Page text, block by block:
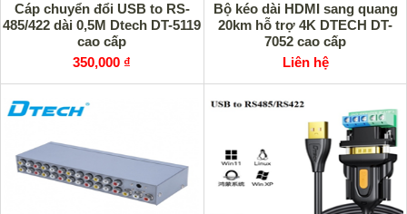
Cáp chuyển đổi USB to RS-
485/422 dài 0,5M Dtech DT-5119
cao cấp
350,000 ₫
Bộ kéo dài HDMI sang quang
20km hỗ trợ 4K DTECH DT-
7052 cao cấp
Liên hệ